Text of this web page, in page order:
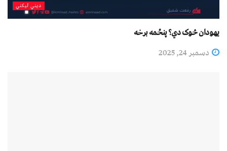
دیني لیکني
یهودان څوک دي؟ پنځمه برخه
دسمبر 24, 2025